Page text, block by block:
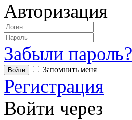
Авторизация
Забыли пароль?
Запомнить меня
Регистрация
Войти через